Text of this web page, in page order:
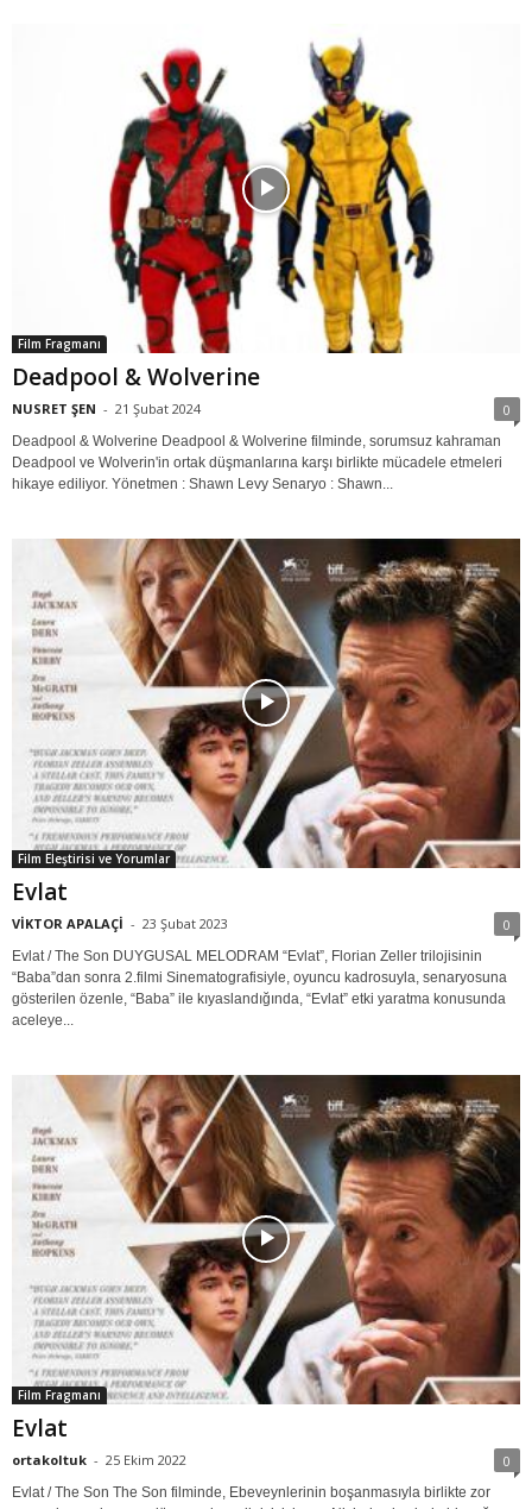
Film Fragmanı
Deadpool & Wolverine
NUSRET ŞEN - 21 Şubat 2024 0
Deadpool & Wolverine Deadpool & Wolverine filminde, sorumsuz kahraman
Deadpool ve Wolverin'in ortak düşmanlarına karşı birlikte mücadele etmeleri
hikaye ediliyor. Yönetmen : Shawn Levy Senaryo : Shawn...
Film Eleştirisi ve Yorumlar
Evlat
VİKTOR APALAÇİ - 23 Şubat 2023 0
Evlat / The Son DUYGUSAL MELODRAM “Evlat”, Florian Zeller trilojisinin
“Baba”dan sonra 2.filmi Sinematografisiyle, oyuncu kadrosuyla, senaryosuna
gösterilen özenle, “Baba” ile kıyaslandığında, “Evlat” etki yaratma konusunda
aceleye...
Film Fragmanı
Evlat
ortakoltuk - 25 Ekim 2022 0
Evlat / The Son The Son filminde, Ebeveynlerinin boşanmasıyla birlikte zor